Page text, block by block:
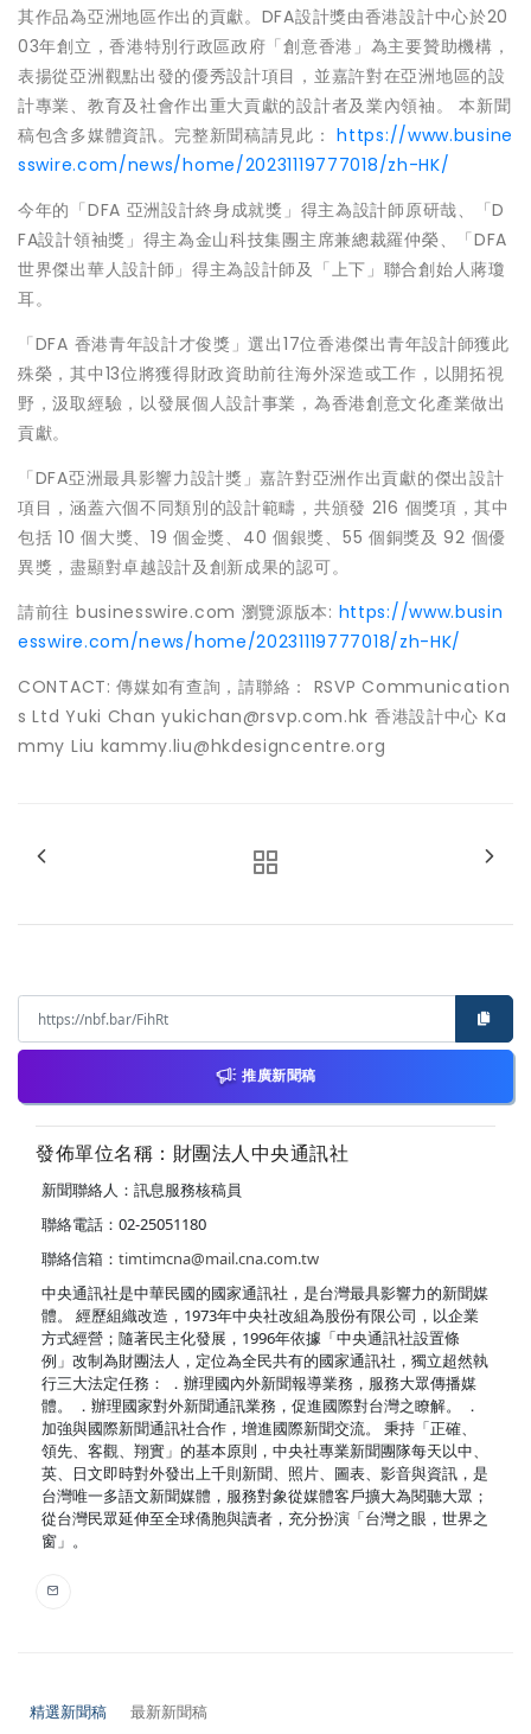
其作品為亞洲地區作出的貢獻。DFA設計獎由香港設計中心於20
03年創立，香港特別行政區政府「創意香港」為主要贊助機構，
表揚從亞洲觀點出發的優秀設計項目，並嘉許對在亞洲地區的設
計專業、教育及社會作出重大貢獻的設計者及業內領袖。 本新聞
稿包含多媒體資訊。完整新聞稿請見此：https://www.busine
sswire.com/news/home/20231119777018/zh-HK/
今年的「DFA 亞洲設計終身成就獎」得主為設計師原研哉、「D
FA設計領袖獎」得主為金山科技集團主席兼總裁羅仲榮、「DFA
世界傑出華人設計師」得主為設計師及「上下」聯合創始人蔣瓊
耳。
「DFA 香港青年設計才俊獎」選出17位香港傑出青年設計師獲此
殊榮，其中13位將獲得財政資助前往海外深造或工作，以開拓視
野，汲取經驗，以發展個人設計事業，為香港創意文化產業做出
貢獻。
「DFA亞洲最具影響力設計獎」嘉許對亞洲作出貢獻的傑出設計
項目，涵蓋六個不同類別的設計範疇，共頒發 216 個獎項，其中
包括 10 個大獎、19 個金獎、40 個銀獎、55 個銅獎及 92 個優
異獎，盡顯對卓越設計及創新成果的認可。
請前往 businesswire.com 瀏覽源版本: https://www.busin
esswire.com/news/home/20231119777018/zh-HK/
CONTACT: 傳媒如有查詢，請聯絡： RSVP Communication
s Ltd Yuki Chan yukichan@rsvp.com.hk 香港設計中心 Ka
mmy Liu kammy.liu@hkdesigncentre.org
推廣新聞稿
發佈單位名稱：財團法人中央通訊社
新聞聯絡人：訊息服務核稿員
聯絡電話：02-25051180
聯絡信箱： timtimcna@mail.cna.com.tw
中央通訊社是中華民國的國家通訊社，是台灣最具影響力的新聞媒
體。 經歷組織改造，1973年中央社改組為股份有限公司，以企業
方式經營；隨著民主化發展，1996年依據「中央通訊社設置條
例」改制為財團法人，定位為全民共有的國家通訊社，獨立超然執
行三大法定任務： ．辦理國內外新聞報導業務，服務大眾傳播媒
體。 ．辦理國家對外新聞通訊業務，促進國際對台灣之瞭解。 ．
加強與國際新聞通訊社合作，增進國際新聞交流。 秉持「正確、
領先、客觀、翔實」的基本原則，中央社專業新聞團隊每天以中、
英、日文即時對外發出上千則新聞、照片、圖表、影音與資訊，是
台灣唯一多語文新聞媒體，服務對象從媒體客戶擴大為閱聽大眾；
從台灣民眾延伸至全球僑胞與讀者，充分扮演「台灣之眼，世界之
窗」。
精選新聞稿 最新新聞稿